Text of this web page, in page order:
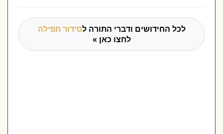
לכל החידושים ודברי התורה לסידור תפילה
לחצו כאן »